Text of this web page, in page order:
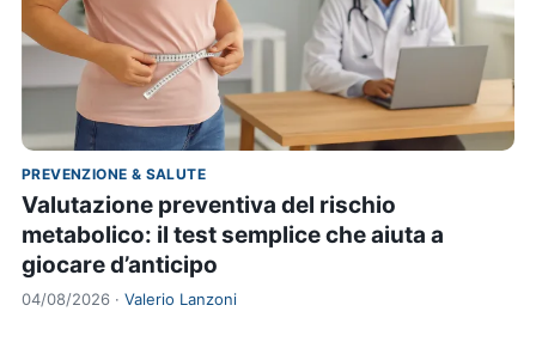
PREVENZIONE & SALUTE
Valutazione preventiva del rischio
metabolico: il test semplice che aiuta a
giocare d’anticipo
04/08/2026 · Valerio Lanzoni